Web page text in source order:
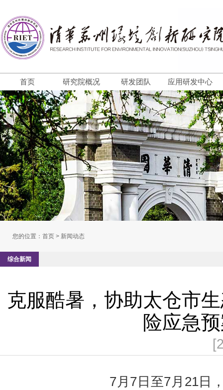
首页 研究院概况 研发团队 应用研发中心
您的位置： 首页 > 新闻动态
综合新闻
克服酷暑，协助太仓市
险应急
7月7日至7月21日